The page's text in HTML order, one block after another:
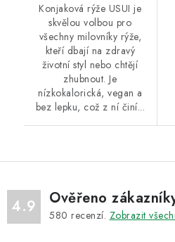
Konjaková rýže USUI je
skvělou volbou pro
všechny milovníky rýže,
kteří dbají na zdravý
životní styl nebo chtějí
zhubnout. Je
nízkokalorická, vegan a
bez lepku, což z ní činí...
4.9 Ověřeno
580 recenzí. Zobrazit